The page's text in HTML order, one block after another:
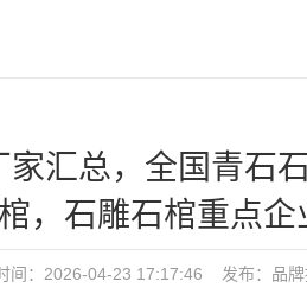
汇总，全国青石
，石雕石棺重点
间：2026-04-23 17:17:46 发布： 品